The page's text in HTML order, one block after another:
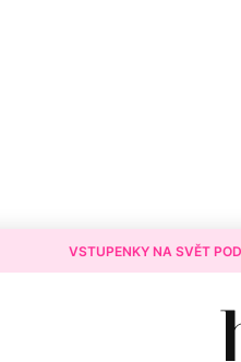
VSTUPENKY NA SVĚT